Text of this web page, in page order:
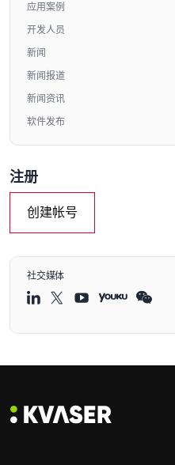
应用案例
开发人员
新闻
新闻报道
新闻资讯
软件发布
注册
创建帐号
社交媒体